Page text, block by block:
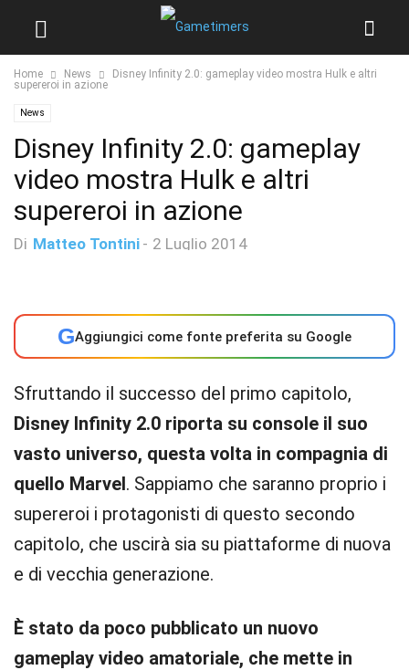
Home News
Disney Infinity 2.0: gameplay video mostra Hulk e altri
supereroi in azione
News
Disney Infinity 2.0: gameplay
video mostra Hulk e altri
supereroi in azione
Di Matteo Tontini - 2 Luglio 2014
GAggiungici come fonte preferita su Google
Sfruttando il successo del primo capitolo,
Disney Infinity 2.0 riporta su console il suo
vasto universo, questa volta in compagnia di
quello Marvel. Sappiamo che saranno proprio i
supereroi i protagonisti di questo secondo
capitolo, che uscirà sia su piattaforme di nuova
e di vecchia generazione.
È stato da poco pubblicato un nuovo
gameplay video amatoriale, che mette in